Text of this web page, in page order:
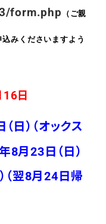
form.php
（ご親
みくださいますよう
日
日）（オックス
8月23日（日）
（翌8月24日帰